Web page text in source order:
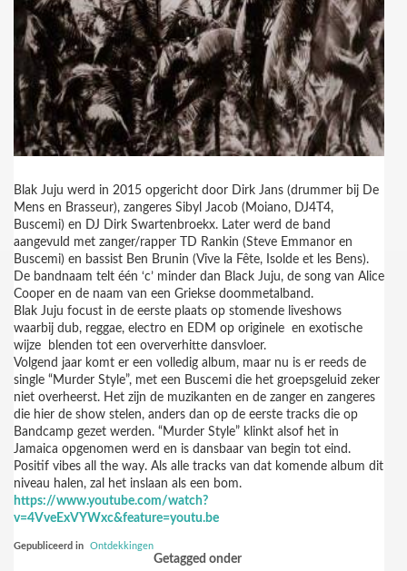
Blak Juju werd in 2015 opgericht door Dirk Jans (drummer bij De
Mens en Brasseur), zangeres Sibyl Jacob (Moiano, DJ4T4,
Buscemi) en DJ Dirk Swartenbroekx. Later werd de band
aangevuld met zanger/rapper TD Rankin (Steve Emmanor en
Buscemi) en bassist Ben Brunin (Vive la Fête, Isolde et les Bens).
De bandnaam telt één ‘c’ minder dan Black Juju, de song van Alice
Cooper en de naam van een Griekse doommetalband.
Blak Juju focust in de eerste plaats op stomende liveshows
waarbij dub, reggae, electro en EDM op originele en exotische
wijze blenden tot een oververhitte dansvloer.
Volgend jaar komt er een volledig album, maar nu is er reeds de
single “Murder Style”, met een Buscemi die het groepsgeluid zeker
niet overheerst. Het zijn de muzikanten en de zanger en zangeres
die hier de show stelen, anders dan op de eerste tracks die op
Bandcamp gezet werden. “Murder Style” klinkt alsof het in
Jamaica opgenomen werd en is dansbaar van begin tot eind.
Positif vibes all the way. Als alle tracks van dat komende album dit
niveau halen, zal het inslaan als een bom.
https://www.youtube.com/watch?
v=4VveExVYWxc&feature=youtu.be
Gepubliceerd in Ontdekkingen
Getagged onder